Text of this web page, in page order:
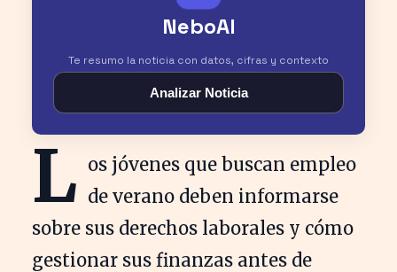
NeboAI
Te resumo la noticia con datos, cifras y contexto
Analizar Noticia
L os jóvenes que buscan empleo
de verano deben informarse
sobre sus derechos laborales y cómo
gestionar sus finanzas antes de